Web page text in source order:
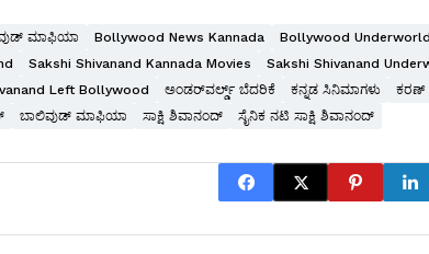
ಮಾಫಿಯಾ Bollywood News Kannada Bollywood
Sakshi Shivanand Kannada Movies Sakshi Shivanand
Left Bollywood
ಅಂಡರ್‌ವರ್ಲ್ಡ್ ಬೆದರಿಕೆ ಕನ್ನಡ ಸಿನಿಮಾಗಳು ಕರಣ್
ಬಾಲಿವುಡ್ ಮಾಫಿಯಾ ಸಾಕ್ಷಿ ಶಿವಾನಂದ್ ಸೈನಿಕ ನಟಿ ಸಾಕ್ಷಿ ಶಿವಾನಂದ್